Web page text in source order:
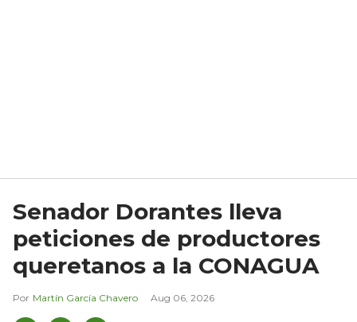
Senador Dorantes lleva
peticiones de productores
queretanos a la CONAGUA
Martín García Chavero Aug 06, 2026